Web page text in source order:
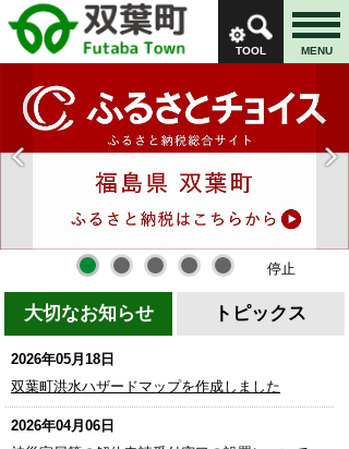
TOOL MENU
停止
開始
大切なお知らせ トピックス
2026年05月18日
双葉町洪水ハザードマップを作成しました
2026年04月06日